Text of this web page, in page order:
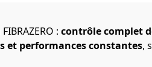
: contrôle complet
performances constantes,